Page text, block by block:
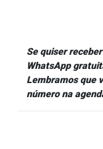
Se quiser
WhatsApp
Lembramos que
número na